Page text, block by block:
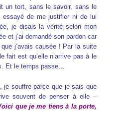
un tort, sans le savoir, sans le
essayé de me justifier ni de lui
je disais la vérité selon mon
et j’ai demandé son pardon car
j’avais causée ! Par la suite
fait est qu’elle n’arrive pas à le
Et le temps passe…
je souffre parce que je sais que
souvent de penser à elle –
que je me tiens à la porte,